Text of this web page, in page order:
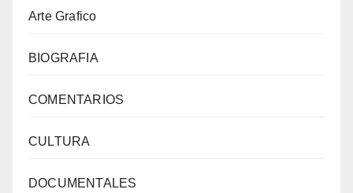
Arte Grafico
BIOGRAFIA
COMENTARIOS
CULTURA
DOCUMENTALES